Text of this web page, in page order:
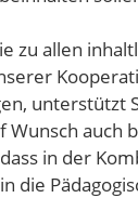
zu allen
unterstützt
Wunsch
in der
die